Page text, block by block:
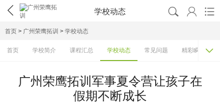
 学校动态   
首页 > 广州荣鹰拓训 > 学校动态
首页 学校简介 课程汇总 学校动态 常见问题 精彩瞬间 
广州荣鹰拓训军事夏令营让孩子在
假期不断成长